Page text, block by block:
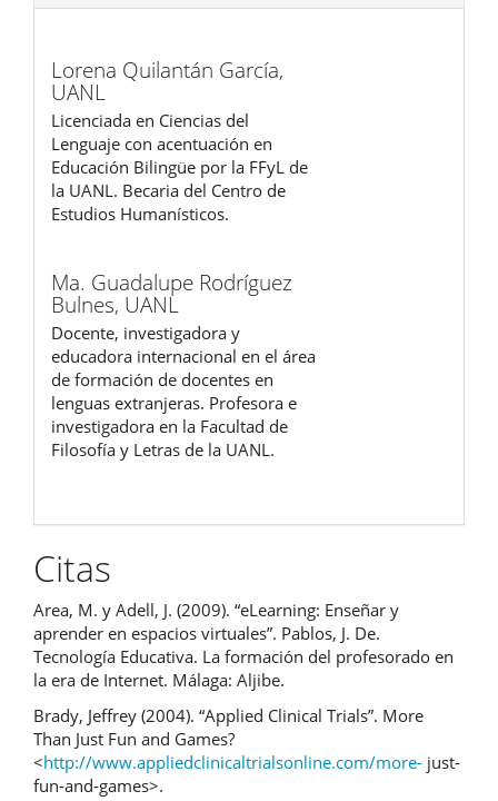
Lorena Quilantán García,
UANL
Licenciada en Ciencias del
Lenguaje con acentuación en
Educación Bilingüe por la FFyL de
la UANL. Becaria del Centro de
Estudios Humanísticos.
Ma. Guadalupe Rodríguez
Bulnes, UANL
Docente, investigadora y
educadora internacional en el área
de formación de docentes en
lenguas extranjeras. Profesora e
investigadora en la Facultad de
Filosofía y Letras de la UANL.
Citas
Area, M. y Adell, J. (2009). “eLearning: Enseñar y
aprender en espacios virtuales”. Pablos, J. De.
Tecnología Educativa. La formación del profesorado en
la era de Internet. Málaga: Aljibe.
Brady, Jeffrey (2004). “Applied Clinical Trials”. More
Than Just Fun and Games?
<http://www.appliedclinicaltrialsonline.com/more- just-
fun-and-games>.